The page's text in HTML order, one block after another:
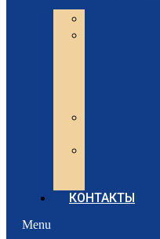
КОНТАКТЫ
Menu